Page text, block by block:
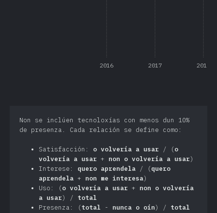
2016 2017 2018
Non se inclúen tecnoloxías con menos dun 10%
de presenza. Cada relación se define como:
Satisfacción: o volvería a usar / (o
volvería a usar + non o volvería a usar)
Interese: quero aprendela / (quero
aprendela + non me interesa)
Uso: (o volvería a usar + non o volvería
a usar) / total
Presenza: (total - nunca o oín) / total